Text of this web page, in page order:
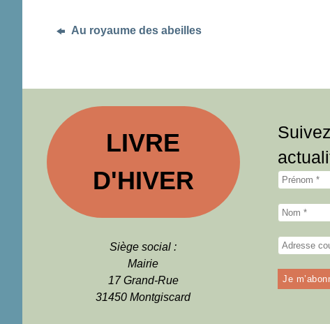
Au royaume des abeilles
LIVRE
D'HIVER
Siège social :
Mairie
17 Grand-Rue
31450 Montgiscard